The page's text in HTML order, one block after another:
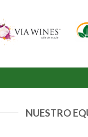
NUESTRO